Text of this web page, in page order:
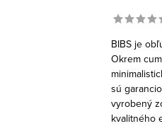
BIBS je
Okrem
sú
vyrobený
kvalitného